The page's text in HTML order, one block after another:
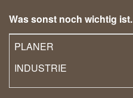
Was sonst noch wichtig ist.
PLANER
INDUSTRIE